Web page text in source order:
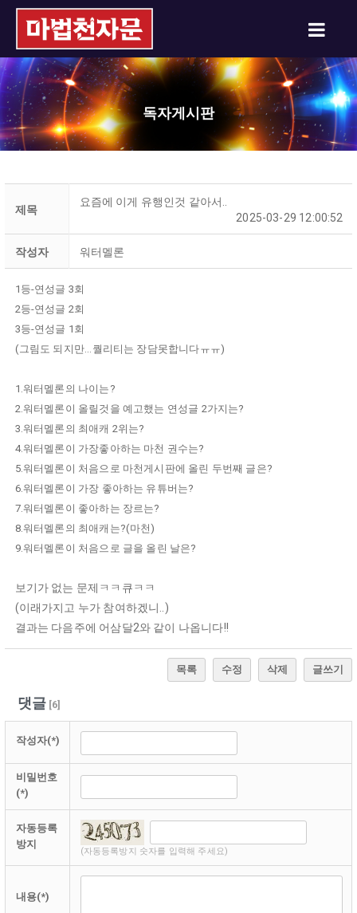
독자게시판
제목
요즘에 이게 유행인것 같아서..
2025-03-29 12:00:52
작성자 워터멜론
1등-연성글 3회
2등-연성글 2회
3등-연성글 1회
(그림도 되지만...퀄리티는 장담못합니다ㅠㅠ)
1.워터멜론의 나이는?
2.워터멜론이 올릴것을 예고했는 연성글 2가지는?
3.워터멜론의 최애캐 2위는?
4.워터멜론이 가장좋아하는 마천 권수는?
5.워터멜론이 처음으로 마천게시판에 올린 두번째 글은?
6.워터멜론이 가장 좋아하는 유튜버는?
7.워터멜론이 좋아하는 장르는?
8.워터멜론의 최애캐는?(마천)
9.워터멜론이 처음으로 글을 올린 날은?
보기가 없는 문제ㅋㅋ큐ㅋㅋ
(이래가지고 누가 참여하겠니..)
결과는 다음주에 어삼달2와 같이 나옵니다!!
목록 수정 삭제 글쓰기
댓글[6]
작성자(*)
비밀번호
(*)
자동등록
방지
(자동등록방지 숫자를 입력해 주세요)
내용(*)